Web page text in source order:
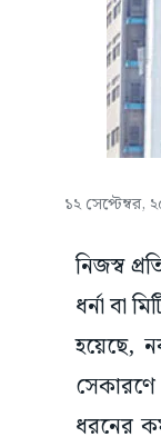
১২
নিজস্ব
ধর্না বা
হয়েছে,
ধরনের